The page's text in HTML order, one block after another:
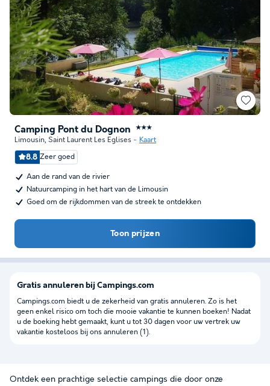
Camping Pont du Dognon ★★★
Limousin, Saint Laurent Les Eglises Kaart
8.8 Zeer goed
Aan de rand van de rivier
Natuurcamping in het hart van de Limousin
Goed om de rijkdommen van de streek te ontdekken
Toon prijzen
Gratis annuleren bij Campings.com
Campings.com biedt u de zekerheid van gratis annuleren. Zo is het
geen enkel risico om toch die mooie vakantie te kunnen boeken! Nadat
u de boeking hebt gemaakt, kunt u tot 30 dagen voor uw vertrek uw
vakantie kosteloos bij ons annuleren (1).
Ontdek een prachtige selectie campings die door onze